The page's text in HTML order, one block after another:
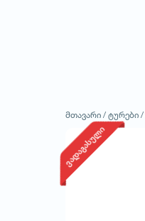
მთავარი / ტურები /
ვადაგასული